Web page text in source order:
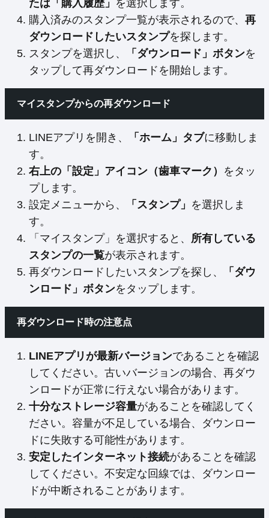
たは「購入履歴」 を選択します。
購入済みのスタンプ一覧が表示されるので、 再
ダウンロードしたいスタンプを探します。
スタンプを選択し、
「ダウンロード」ボタンを
タップして再ダウンロードを開始します。
マイスタンプからの再ダウンロード
LINEアプリを開き、 「ホーム」タブに移動しま
す。
右上の「設定」アイコン（歯車マーク） をタッ
プします。
設定メニューから、
「スタンプ」 を選択しま
す。
「マイスタンプ」を選択すると、 所有している
スタンプの一覧が表示されます。
再ダウンロードしたいスタンプを探し、
「ダウ
ンロード」ボタンをタップします。
再ダウンロード時の注意点
LINEアプリが最新バージョンであることを確認
してください。古いバージョンの場合、再ダウ
ンロードが正常に行えない場合があります。
十分なストレージ容量があることを確認してく
ださい。容量が不足している場合、ダウンロー
ドに失敗する可能性があります。
安定したインターネット接続があることを確認
してください。不安定な回線では、ダウンロー
ドが中断されることがあります。